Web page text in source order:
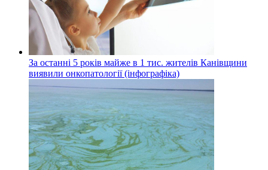
За останні 5 років майже в 1 тис. жителів Канівщини
виявили онкопатології (інфографіка)